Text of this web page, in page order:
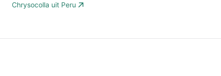
Chrysocolla uit Peru